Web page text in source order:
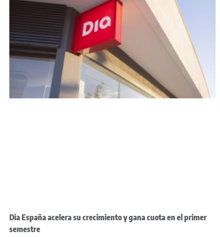
Dia España acelera su crecimiento y gana cuota en el primer
semestre